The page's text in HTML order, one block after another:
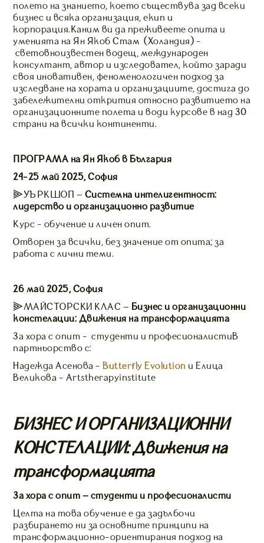
полето на знанието, което съществува зад всеки
бизнес и всяка организация, екип и
корпорация.Каним ви да преживеете опита и
уменията на Ян Якоб Стам (Холандия) -
световноизвестен водещ, международен
консултант, автор и изследовател, който заради
своя иновативен, феноменологичен подход за
изследване на хората и организациите, достига до
забележителни открития относно развитието на
организационните полета и води курсове в над 30
страни на всички континенти.
ПРОГРАМА на Ян Якоб в България
24-25 май 2025, София
⫸УЪРКШОП – Системна интелигентност:
лидерство и организационно развитие
Курс - обучение и личен опит.
Отворен за всички, без значение от опита; за
работа с лични теми.
26 май 2025, София
⫸МАЙСТОРСКИ КЛАС – Бизнес и организационни
констелации: Движения на трансформацията
За хора с опит - студенти и професионалистиВ
партньорство с:
Надежда Асенова - Butterfly Evolution и Елица
Великова - Аrtstherapyinstitute
БИЗНЕС И ОРГАНИЗАЦИОННИ
КОНСТЕЛАЦИИ: Движения на
трансформацията
За хора с опит – студенти и професионалисти
Целта на това обучение е да задълбочи
разбирането ни за основните принципи на
трансформационно-ориентирания подход на